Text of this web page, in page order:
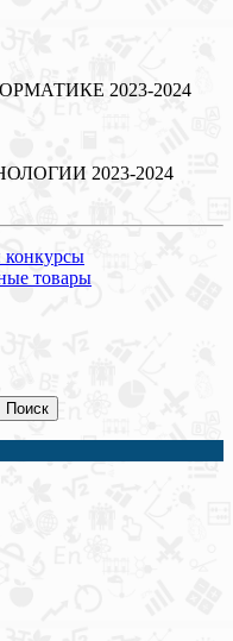
2023-2024
2023-2024
товары